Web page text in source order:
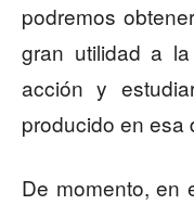
podremos
gran utilidad a
acción y
producido en esa
De momento, en